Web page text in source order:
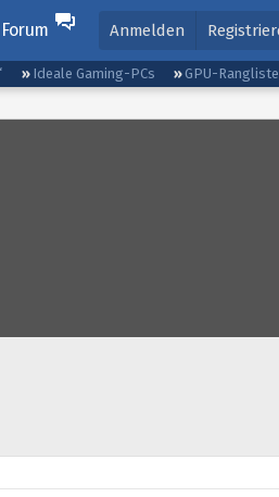
Forum Anmelden
Ideale Gaming-PCs GPU-Rangliste